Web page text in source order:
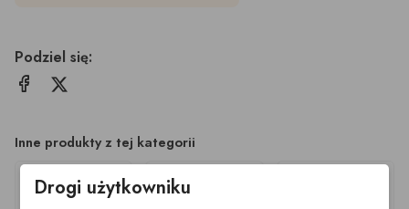
Podziel się:
Inne produkty z tej kategorii
Drogi użytkowniku